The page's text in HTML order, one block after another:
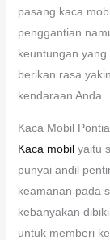
pasang kaca
penggantian
keuntungan
berikan rasa
kendaraan Anda.
Kaca Mobil
Kaca mobilyaitu
punyai andil
keamanan pada
kebanyakan
untuk memberi